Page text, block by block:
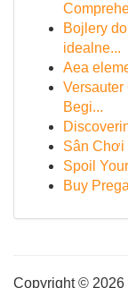
Bojlery
idealne...
Aea
Begi...
Sân Chơi
Spoil
Buy
Copyright © 2026 |